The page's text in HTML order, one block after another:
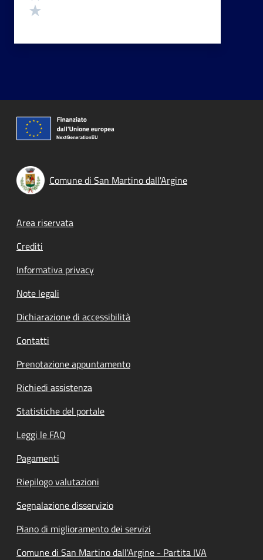
Comune di San Martino dall'Argine
Footer menu
Area riservata
Crediti
Informativa privacy
Note legali
Dichiarazione di accessibilità
Contatti
Prenotazione appuntamento
Richiedi assistenza
Statistiche del portale
Leggi le FAQ
Pagamenti
Riepilogo valutazioni
Segnalazione disservizio
Piano di miglioramento dei servizi
Comune di San Martino dall'Argine - Partita IVA